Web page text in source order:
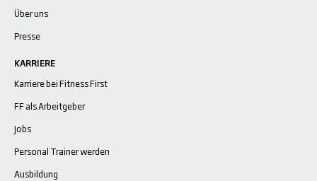
Über uns
Presse
KARRIERE
Karriere bei Fitness First
FF als Arbeitgeber
Jobs
Personal Trainer werden
Ausbildung